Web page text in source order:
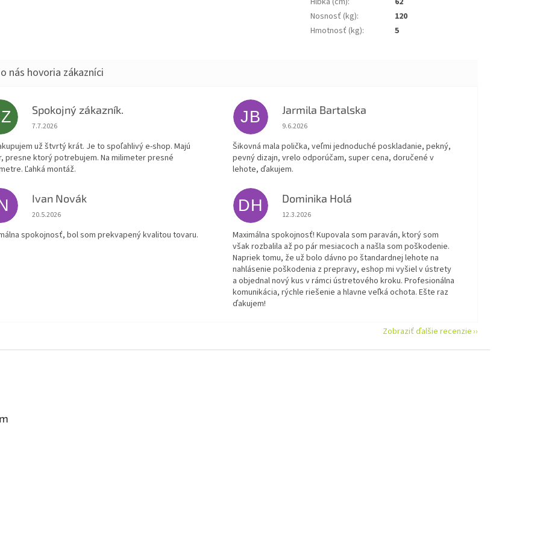
Nosnosť (kg):
120
Hmotnosť (kg): 5
Spokojný zákazník.
Hodnotenie obchodu je 5 z 5 hviezdičiek.
7.7.2026
už štvrtý krát. Je to spoľahlivý e-shop. Majú
presne ktorý potrebujem. Na milimeter presné
Ľahká montáž.
JB Jarmila Bartalska
Hodnotenie obchodu je 5 z 5 hviezdičiek.
9.6.2026
Šikovná mala polička, veľmi jednoduché poskladanie, pekný,
pevný dizajn, vrelo odporúčam, super cena, doručené v
lehote, ďakujem.
Ivan Novák
Hodnotenie obchodu je 5 z 5 hviezdičiek.
20.5.2026
spokojnosť, bol som prekvapený kvalitou tovaru.
DH Dominika Holá
Hodnotenie obchodu je 5 z 5 hviezdičiek.
12.3.2026
Maximálna spokojnosť! Kupovala som paraván, ktorý som
však rozbalila až po pár mesiacoch a našla som poškodenie.
Napriek tomu, že už bolo dávno po štandardnej lehote na
nahlásenie poškodenia z prepravy, eshop mi vyšiel v ústrety
a objednal nový kus v rámci ústretového kroku. Profesionálna
komunikácia, rýchle riešenie a hlavne veľká ochota. Ešte raz
ďakujem!
Zobraziť ďalšie recenzie